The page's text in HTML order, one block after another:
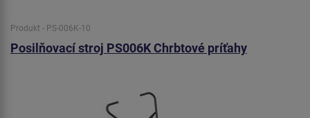
Produkt - PS-006K-10
Posilňovací stroj PS006K Chrbtové príťahy